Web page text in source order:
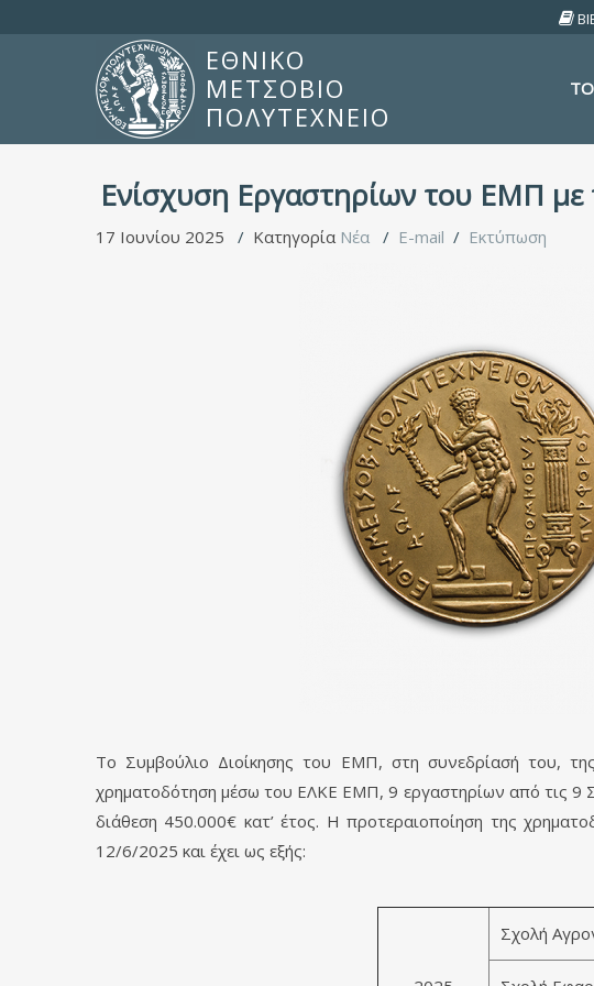
ΕΘΝΙΚΟ
ΜΕΤΣΟΒΙΟ
ΠΟΛΥΤΕΧΝΕΙΟ
Ενίσχυση Εργαστηρίων του ΕΜΠ με
17 Ιουνίου 2025 Κατηγορία Νέα E-mail Εκτύπωση
Το Συμβούλιο Διοίκησης του ΕΜΠ, στη συνεδρίασή του,
χρηματοδότηση μέσω του ΕΛΚΕ ΕΜΠ, 9 εργαστηρίων από τις 9
διάθεση 450.000€ κατ’ έτος. Η προτεραιοποίηση της
12/6/2025 και έχει ως εξής:
Σχολή